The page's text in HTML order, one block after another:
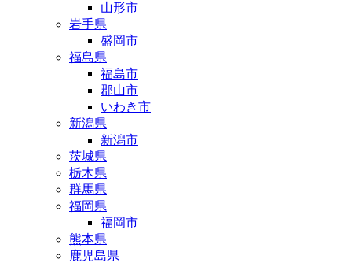
山形市
岩手県
盛岡市
福島県
福島市
郡山市
いわき市
新潟県
新潟市
茨城県
栃木県
群馬県
福岡県
福岡市
熊本県
鹿児島県